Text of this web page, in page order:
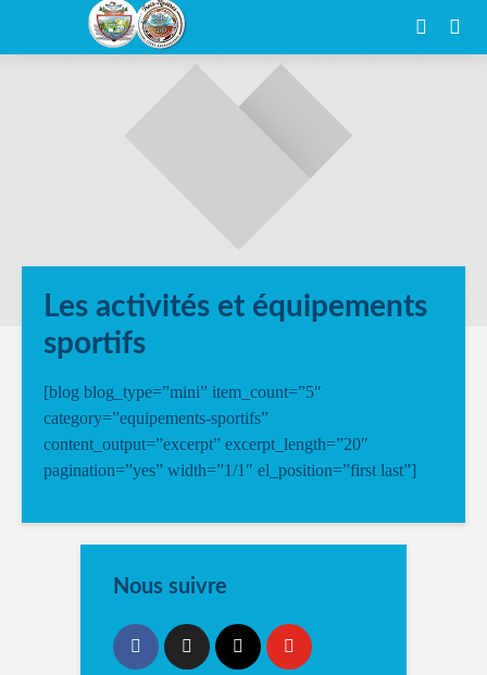
Les activités et équipements
sportifs
[blog blog_type=”mini” item_count=”5″
category=”equipements-sportifs”
content_output=”excerpt” excerpt_length=”20″
pagination=”yes” width=”1/1″ el_position=”first last”]
Nous suivre